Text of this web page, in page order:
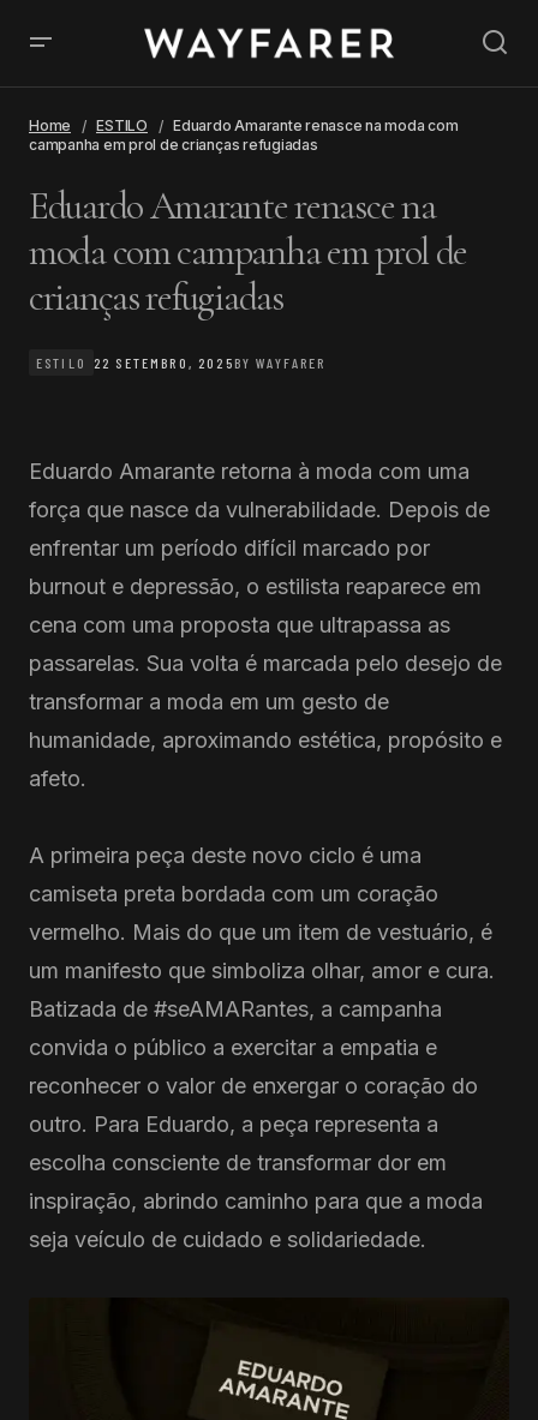
Home ESTILO
Eduardo Amarante renasce na moda com
campanha em prol de crianças refugiadas
Eduardo Amarante renasce na
moda com campanha em prol de
crianças refugiadas
ESTILO 22 SETEMBRO, 2025BY WAYFARER
Eduardo Amarante retorna à moda com uma
força que nasce da vulnerabilidade. Depois de
enfrentar um período difícil marcado por
burnout e depressão, o estilista reaparece em
cena com uma proposta que ultrapassa as
passarelas. Sua volta é marcada pelo desejo de
transformar a moda em um gesto de
humanidade, aproximando estética, propósito e
afeto.
A primeira peça deste novo ciclo é uma
camiseta preta bordada com um coração
vermelho. Mais do que um item de vestuário, é
um manifesto que simboliza olhar, amor e cura.
Batizada de #seAMARantes, a campanha
convida o público a exercitar a empatia e
reconhecer o valor de enxergar o coração do
outro. Para Eduardo, a peça representa a
escolha consciente de transformar dor em
inspiração, abrindo caminho para que a moda
seja veículo de cuidado e solidariedade.